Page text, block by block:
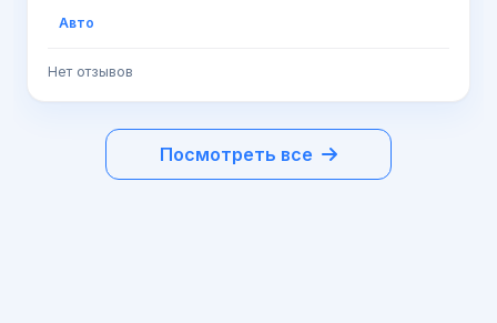
Авто
Нет отзывов
Посмотреть все